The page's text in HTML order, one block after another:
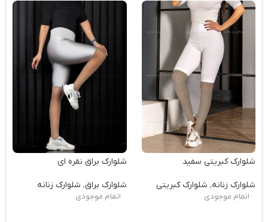
شلوارک کبریتی سفید
شلوارک زنانه, شلوارک کبریتی
اتمام موجودی
شلوارک براق نقره ای
شلوارک براق, شلوارک زنانه
اتمام موجودی